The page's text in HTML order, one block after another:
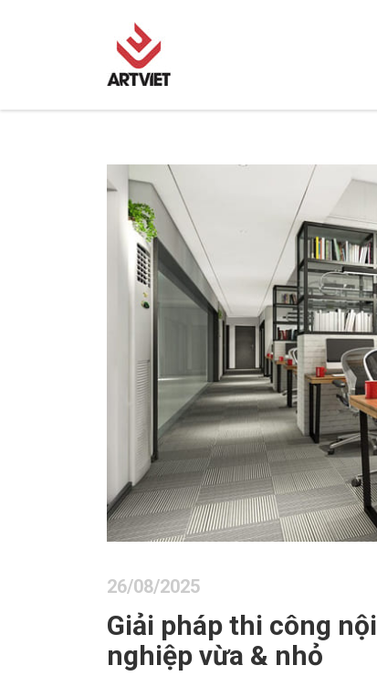
26/08/2025
Giải pháp thi công
nghiệp vừa & nhỏ